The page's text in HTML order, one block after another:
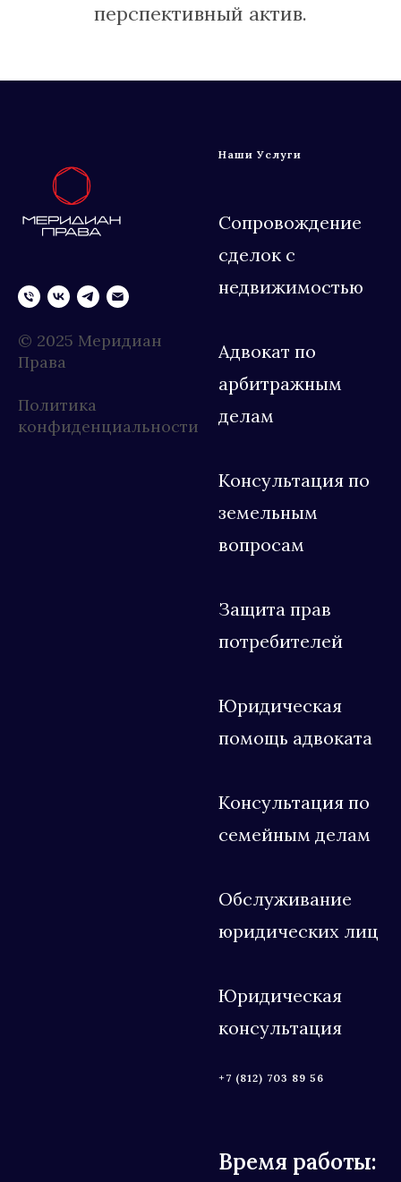
перспективный актив.
© 2025 Меридиан
Права
Политика
конфиденциальности
Наши Услуги
Сопровождение
сделок с
недвижимостью
Адвокат по
арбитражным
делам
Консультация по
земельным
вопросам
Защита прав
потребителей
Юридическая
помощь адвоката
Консультация по
семейным делам
Обслуживание
юридических лиц
Юридическая
консультация
+7 (812) 703 89 56
Время работы: